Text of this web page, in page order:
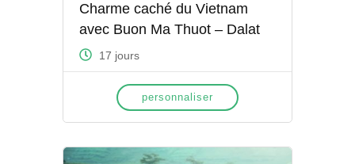
Charme caché du Vietnam
avec Buon Ma Thuot – Dalat
17 jours
personnaliser